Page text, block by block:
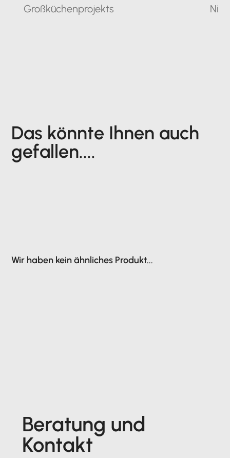
Großküchenprojekts
Das könnte Ihnen auch
gefallen....
Wir haben kein ähnliches Produkt...
Beratung und
Kontakt